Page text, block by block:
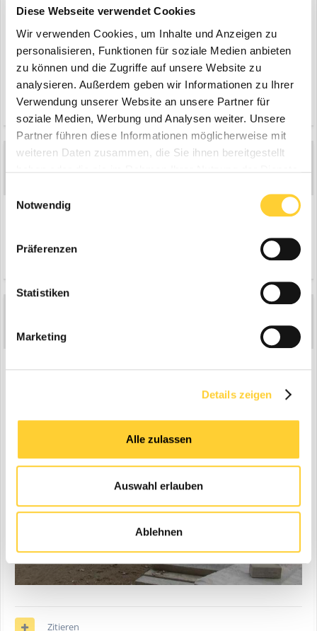
Diese Webseite verwendet Cookies
Wir verwenden Cookies, um Inhalte und Anzeigen zu
personalisieren, Funktionen für soziale Medien anbieten
zu können und die Zugriffe auf unsere Website zu
analysieren. Außerdem geben wir Informationen zu Ihrer
Verwendung unserer Website an unsere Partner für
soziale Medien, Werbung und Analysen weiter. Unsere
Partner führen diese Informationen möglicherweise mit
weiteren Daten zusammen, die Sie ihnen bereitgestellt
Notwendig
Präferenzen
Statistiken
Marketing
Details zeigen
Alle zulassen
Auswahl erlauben
Ablehnen
aber ich glaub es ist ein 45er, mir gefallen diese Bagger recht gut.
Die Firma Höfle aus Lauterach hat auch einen TB 1140, muss ich mal
knipsen, aber ich hab den Eindruck dass der eine kleiner Kabine hat?
Zitieren
Mr_Jay-X
es ist ein TB 45
Geschrieben
Zitieren